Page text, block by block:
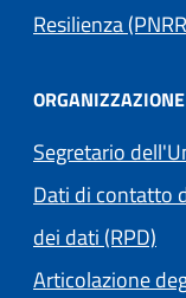
Resilienza
Segretario
Dati di contatto
dei dati (RPD)
Articolazione